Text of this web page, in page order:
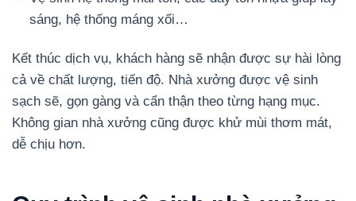
sáng, hệ thống máng xối…
Kết thúc dịch vụ, khách hàng sẽ nhận được sự hài lòng
cả về chất lượng, tiến độ. Nhà xưởng được vệ sinh
sạch sẽ, gọn gàng và cẩn thận theo từng hạng mục.
Không gian nhà xưởng cũng được khử mùi thơm mát,
dễ chịu hơn.